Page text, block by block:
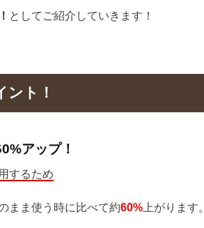
としてご紹介していきます！
ント！
アップ！
するため
まま使う時に比べて約60% 上がります。